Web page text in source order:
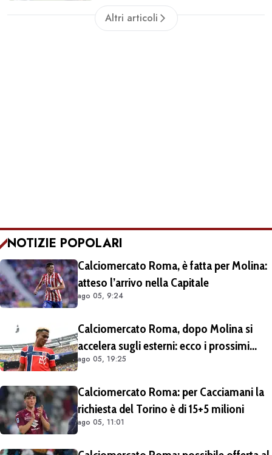
Altri articoli
NOTIZIE POPOLARI
Calciomercato Roma, è fatta per Molina:
atteso l’arrivo nella Capitale
ago 05, 9:24
Calciomercato Roma, dopo Molina si
accelera sugli esterni: ecco i prossimi
obiettivi
ago 05, 19:25
Calciomercato Roma: per Cacciamani la
richiesta del Torino è di 15+5 milioni
ago 05, 11:01